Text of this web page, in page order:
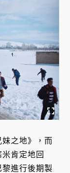
之地》，而
肯定地回
進行後期製